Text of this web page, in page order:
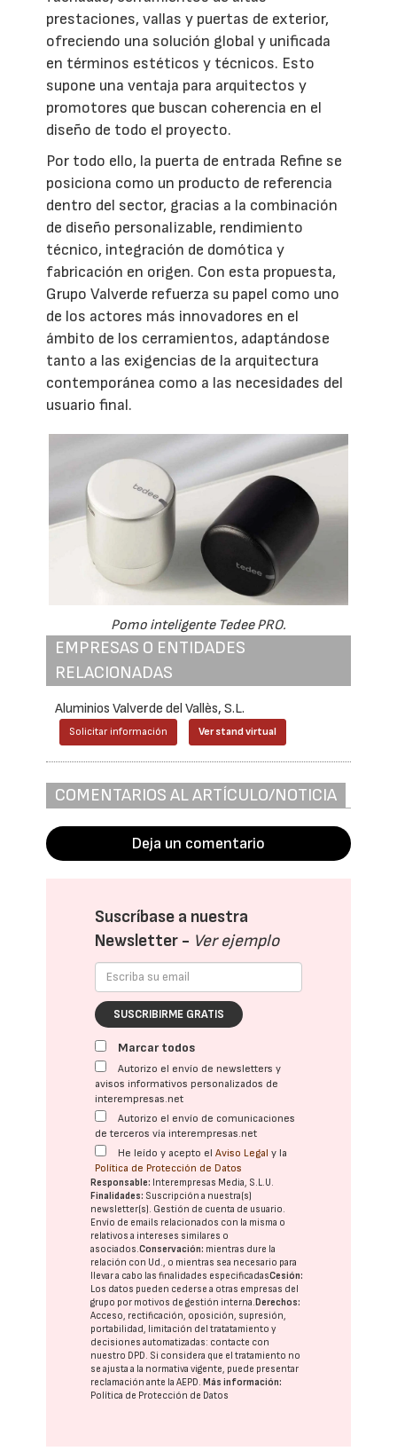
prestaciones, vallas y puertas de exterior,
ofreciendo una solución global y unificada
en términos estéticos y técnicos. Esto
supone una ventaja para arquitectos y
promotores que buscan coherencia en el
diseño de todo el proyecto.
Por todo ello, la puerta de entrada Refine se
posiciona como un producto de referencia
dentro del sector, gracias a la combinación
de diseño personalizable, rendimiento
técnico, integración de domótica y
fabricación en origen. Con esta propuesta,
Grupo Valverde refuerza su papel como uno
de los actores más innovadores en el
ámbito de los cerramientos, adaptándose
tanto a las exigencias de la arquitectura
contemporánea como a las necesidades del
usuario final.
Pomo inteligente Tedee PRO.
EMPRESAS O ENTIDADES
RELACIONADAS
Aluminios Valverde del Vallès, S.L.
Solicitar información Ver stand virtual
COMENTARIOS AL ARTÍCULO/NOTICIA
Deja un comentario
Suscríbase a nuestra
Newsletter - Ver ejemplo
SUSCRIBIRME GRATIS
Marcar todos
Autorizo el envío de newsletters y
avisos informativos personalizados de
interempresas.net
Autorizo el envío de comunicaciones
de terceros vía interempresas.net
He leído y acepto elAviso Legal y la
Política de Protección de Datos
Responsable: Interempresas Media, S.L.U.
Finalidades: Suscripción a nuestra(s)
newsletter(s). Gestión de cuenta de usuario.
Envío de emails relacionados con la misma o
relativos a intereses similares o
asociados.Conservación: mientras dure la
relación con Ud., o mientras sea necesario para
llevar a cabo las finalidades especificadasCesión:
Los datos pueden cederse a otras empresas del
grupo por motivos de gestión interna.Derechos:
Acceso, rectificación, oposición, supresión,
portabilidad, limitación del tratatamiento y
decisiones automatizadas: contacte con
nuestro DPD. Si considera que el tratamiento no
se ajusta a la normativa vigente, puede presentar
reclamación ante laAEPD.Más información:
Política de Protección de Datos